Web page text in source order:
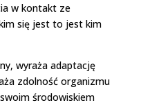
w kontakt ze
się jest to jest kim
wyraża adaptację
zdolność organizmu
środowiskiem